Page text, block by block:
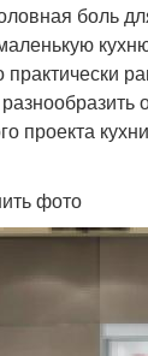
боль
практически
проекта
фото